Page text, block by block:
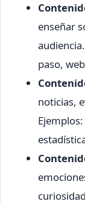
enseñar
paso,
noticias,